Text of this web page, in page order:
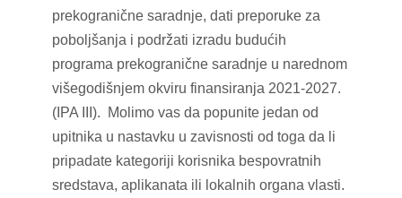
prekogranične saradnje, dati preporuke za
poboljšanja i podržati izradu budućih
programa prekogranične saradnje u narednom
višegodišnjem okviru finansiranja 2021-2027.
(IPA III). Molimo vas da popunite jedan od
upitnika u nastavku u zavisnosti od toga da li
pripadate kategoriji korisnika bespovratnih
sredstava, aplikanata ili lokalnih organa vlasti.